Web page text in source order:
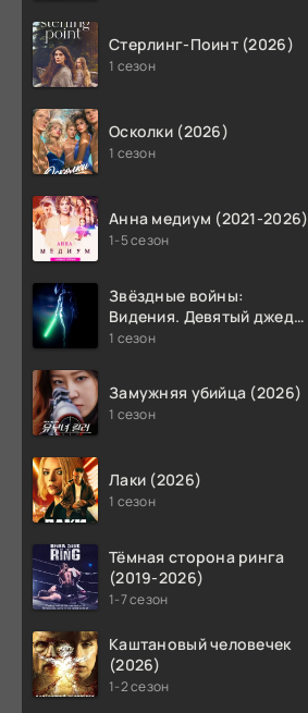
Стерлинг-Поинт (2026)
1 сезон
Осколки (2026)
1 сезон
Анна медиум (2021-2026)
1-5 сезон
Звёздные войны:
Видения. Девятый джедай
(2026)
1 сезон
Замужняя убийца (2026)
1 сезон
Лаки (2026)
1 сезон
Тёмная сторона ринга
(2019-2026)
1-7 сезон
Каштановый человечек
(2026)
1-2 сезон